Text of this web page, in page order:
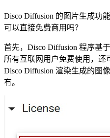
Disco Diffusion 的图片生成功
可以直接免费商用吗？
首先，Disco Diffusion 程序基
所有互联网用户免费使用，还
Disco Diffusion 渲染生成的图
有。